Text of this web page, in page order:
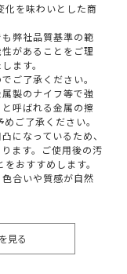
化を味わいとした商
弊社品質基準の範
があることをご理
ます。
ご了承ください。
製のナイフ等で強
呼ばれる金属の擦
ご了承ください。
になっているため、
ます。ご使用後の汚
おすすめします。
合いや質感が自然
見る